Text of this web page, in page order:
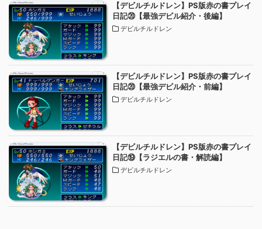
【デビルチルドレン】PS版赤の書プレイ
日記⑳【最強デビル紹介・後編】
デビルチルドレン
【デビルチルドレン】PS版赤の書プレイ
日記⑳【最強デビル紹介・前編】
デビルチルドレン
【デビルチルドレン】PS版赤の書プレイ
日記⑲【ラジエルの書・解読編】
デビルチルドレン